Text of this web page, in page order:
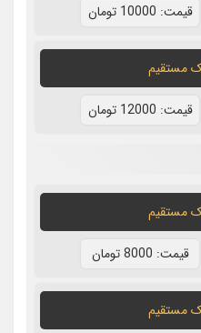
قيمت: 10000 تومان
مستقيم
قيمت: 12000 تومان
مستقيم
قيمت: 8000 تومان
مستقيم